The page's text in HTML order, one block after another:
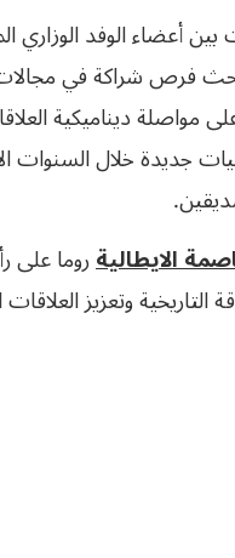
أعضاء الوفد الوزاري
وبحث فرص شراكة في
مواصلة ديناميكية
جديدة خلال السنوات
الايطاليةروما على
وتعزيز